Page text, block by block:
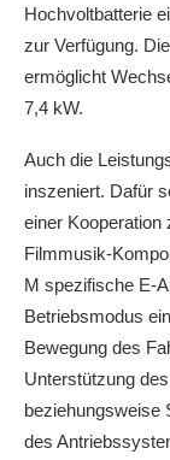
Hochvoltbatterie
zur Verfügung.
ermöglicht
7,4 kW.
Auch die
inszeniert. Dafür
einer Kooperation
Filmmusik-
M spezifische E-
Betriebsmodus
Bewegung des
Unterstützung
beziehungsweise
des